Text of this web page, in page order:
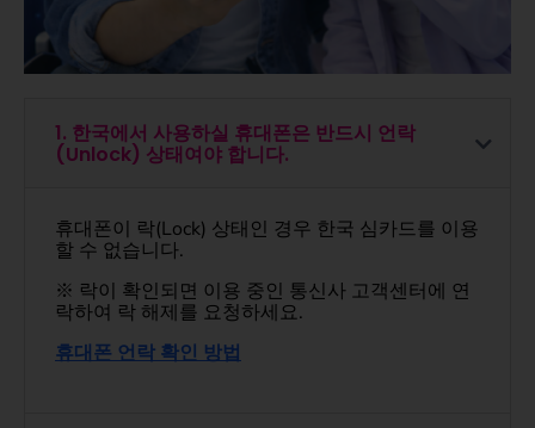
1. 한국에서 사용하실 휴대폰은 반드시 언락
(Unlock) 상태여야 합니다.
휴대폰이 락(Lock) 상태인 경우 한국 심카드를 이용
할 수 없습니다.
※ 락이 확인되면 이용 중인 통신사 고객센터에 연
락하여 락 해제를 요청하세요.
휴대폰 언락 확인 방법